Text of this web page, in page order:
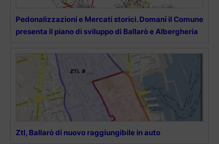
Pedonalizzazioni e Mercati storici. Domani il Comune
presenta il piano di sviluppo di Ballarò e Albergheria
Ztl, Ballarò di nuovo raggiungibile in auto